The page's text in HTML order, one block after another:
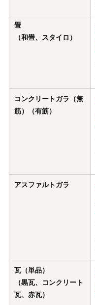
畳
（和畳、スタイロ）
コンクリートガラ（無
筋）（有筋）
アスファルトガラ
瓦（単品）
（黒瓦、コンクリート
瓦、赤瓦）